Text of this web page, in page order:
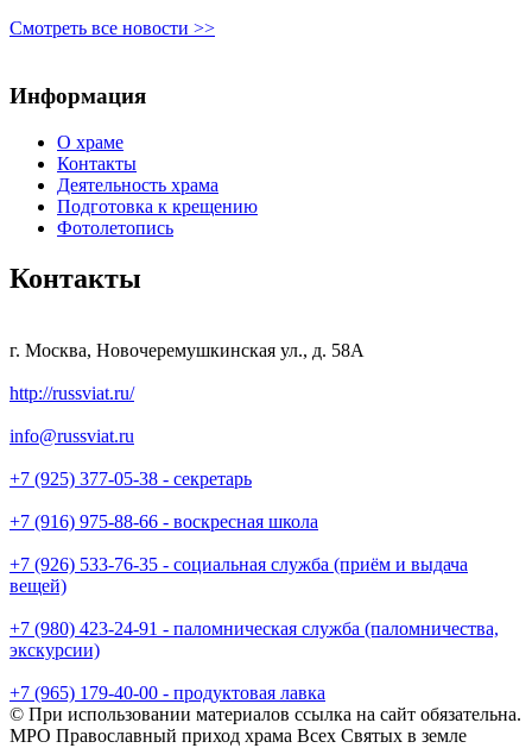
Смотреть все новости >>
Информация
О храме
Контакты
Деятельность храма
Подготовка к крещению
Фотолетопись
Контакты
г. Москва, Новочеремушкинская ул., д. 58А
http://russviat.ru/
info@russviat.ru
+7 (925) 377-05-38 - секретарь
+7 (916) 975-88-66 - воскресная школа
+7 (926) 533-76-35 - социальная служба (приём и выдача
вещей)
+7 (980) 423-24-91 - паломническая служба (паломничества,
экскурсии)
+7 (965) 179-40-00 - продуктовая лавка
© При использовании материалов ссылка на сайт обязательна.
МРО Православный приход храма Всех Святых в земле